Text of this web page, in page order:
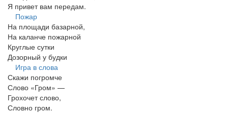
Я привет вам передам.
Пожар
На площади базарной,
На каланче пожарной
Круглые сутки
Дозорный у будки
Игра в слова
Скажи погромче
Слово «Гром» —
Грохочет слово,
Словно гром.